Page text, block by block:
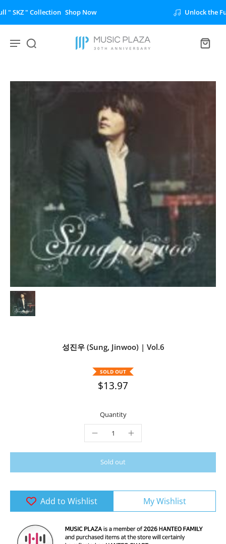
Unlock the Full " BTS " Collection Shop Now
성진우 (Sung, Jinwoo) | Vol.6
SOLD OUT
$13.97
Quantity
Sold out
Add to Wishlist My Wishlist